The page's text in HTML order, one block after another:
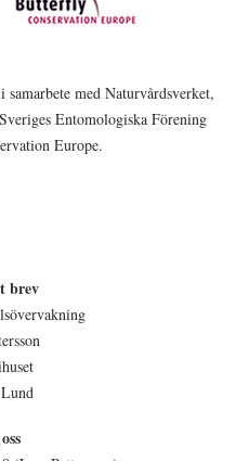
med Naturvårdsverket,
Entomologiska Förening
Europe.
brev